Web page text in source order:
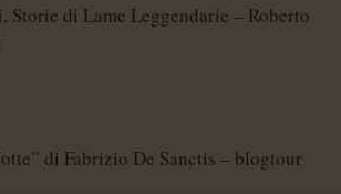
Storie di Lame Leggendarie – Roberto
di Fabrizio De Sanctis – blogtour